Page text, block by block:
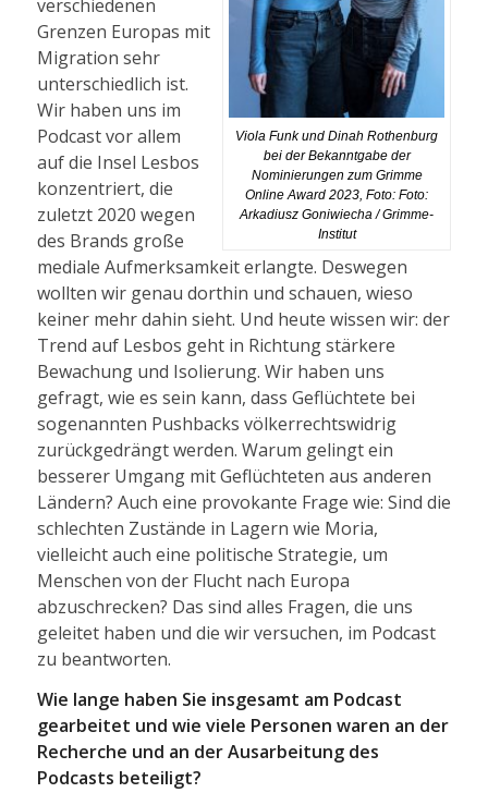
Viola Funk und Dinah Rothenburg
bei der Bekanntgabe der
Nominierungen zum Grimme
Online Award 2023, Foto: Foto:
Arkadiusz Goniwiecha / Grimme-
Institut
verschiedenen
Grenzen Europas mit
Migration sehr
unterschiedlich ist.
Wir haben uns im
Podcast vor allem
auf die Insel Lesbos
konzentriert, die
zuletzt 2020 wegen
des Brands große
mediale Aufmerksamkeit erlangte. Deswegen
wollten wir genau dorthin und schauen, wieso
keiner mehr dahin sieht. Und heute wissen wir: der
Trend auf Lesbos geht in Richtung stärkere
Bewachung und Isolierung. Wir haben uns
gefragt, wie es sein kann, dass Geflüchtete bei
sogenannten Pushbacks völkerrechtswidrig
zurückgedrängt werden. Warum gelingt ein
besserer Umgang mit Geflüchteten aus anderen
Ländern? Auch eine provokante Frage wie: Sind die
schlechten Zustände in Lagern wie Moria,
vielleicht auch eine politische Strategie, um
Menschen von der Flucht nach Europa
abzuschrecken? Das sind alles Fragen, die uns
geleitet haben und die wir versuchen, im Podcast
zu beantworten.
Wie lange haben Sie insgesamt am Podcast
gearbeitet und wie viele Personen waren an der
Recherche und an der Ausarbeitung des
Podcasts beteiligt?